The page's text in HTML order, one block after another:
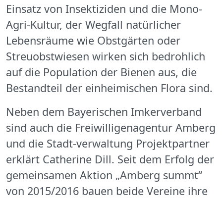
Einsatz von Insektiziden und die Mono-
Agri-Kultur, der Wegfall natürlicher
Lebensräume wie Obstgärten oder
Streuobstwiesen wirken sich bedrohlich
auf die Population der Bienen aus, die
Bestandteil der einheimischen Flora sind.
Neben dem Bayerischen Imkerverband
sind auch die Freiwilligenagentur Amberg
und die Stadt-verwaltung Projektpartner
erklärt Catherine Dill. Seit dem Erfolg der
gemeinsamen Aktion „Amberg summt“
von 2015/2016 bauen beide Vereine ihre